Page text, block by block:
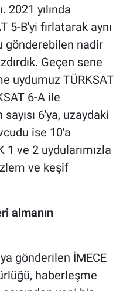
2021 yılında
5-B'yi fırlatarak aynı
gönderebilen nadir
Geçen sene
uydumuz TÜRKSAT
6-A ile
6'ya, uzaydaki
ise 10'a
1 ve 2 uydularımızla
ve keşif
almanın
gönderilen İMECE
haberleşme